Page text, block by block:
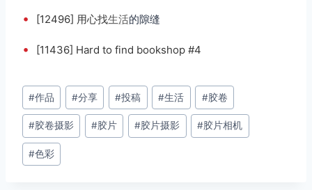
• [12496] 用心找生活的隙缝
• [11436] Hard to find bookshop #4 ​​​​
文
章
标
签：
#作品 #分享 #投稿 #生活 #胶卷
#胶卷摄影 #胶片 #胶片摄影 #胶片相机
#色彩